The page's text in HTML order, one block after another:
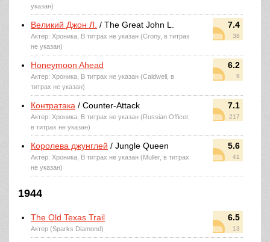
указан)
7.4
38
Великий Джон Л. / The Great John L.
Актер: Хроника, В титрах не указан (Crony, в титрах
не указан)
6.2
9
Honeymoon Ahead
Актер: Хроника, В титрах не указан (Caldwell, в
титрах не указан)
7.1
217
Контратака / Counter-Attack
Актер: Хроника, В титрах не указан (Russian Officer,
в титрах не указан)
5.6
41
Королева джунглей / Jungle Queen
Актер: Хроника, В титрах не указан (Muller, в титрах
не указан)
1944
6.5
13
The Old Texas Trail
Актер (Sparks Diamond)